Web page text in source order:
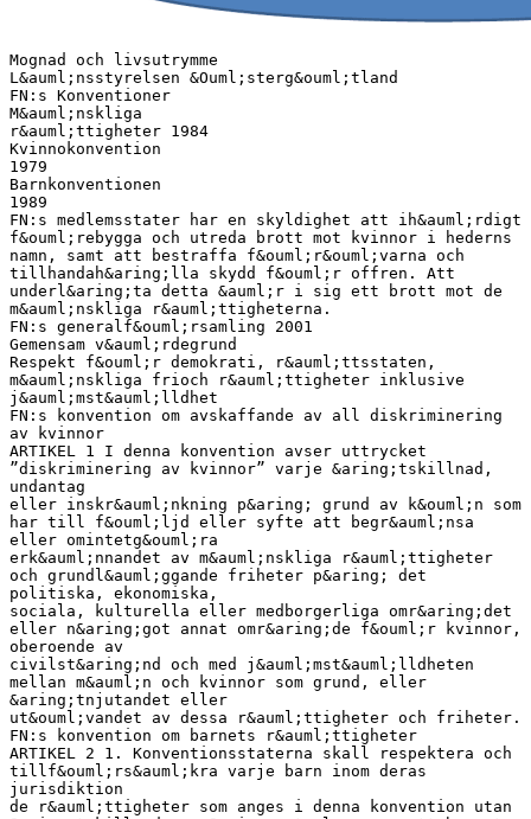
Mognad och livsutrymme
L&auml;nsstyrelsen &Ouml;sterg&ouml;tland
FN:s Konventioner
M&auml;nskliga
r&auml;ttigheter 1984
Kvinnokonvention
1979
Barnkonventionen
1989
FN:s medlemsstater har en skyldighet att ih&auml;rdigt
f&ouml;rebygga och utreda brott mot kvinnor i hederns
namn, samt att bestraffa f&ouml;r&ouml;varna och
tillhandah&aring;lla skydd f&ouml;r offren. Att
underl&aring;ta detta &auml;r i sig ett brott mot de
m&auml;nskliga r&auml;ttigheterna.
FN:s generalf&ouml;rsamling 2001
Gemensam v&auml;rdegrund
Respekt f&ouml;r demokrati, r&auml;ttsstaten,
m&auml;nskliga frioch r&auml;ttigheter inklusive
j&auml;mst&auml;lldhet
FN:s konvention om avskaffande av all diskriminering
av kvinnor
ARTIKEL 1 I denna konvention avser uttrycket
”diskriminering av kvinnor” varje &aring;tskillnad,
undantag
eller inskr&auml;nkning p&aring; grund av k&ouml;n som
har till f&ouml;ljd eller syfte att begr&auml;nsa
eller omintetg&ouml;ra
erk&auml;nnandet av m&auml;nskliga r&auml;ttigheter
och grundl&auml;ggande friheter p&aring; det
politiska, ekonomiska,
sociala, kulturella eller medborgerliga omr&aring;det
eller n&aring;got annat omr&aring;de f&ouml;r kvinnor,
oberoende av
civilst&aring;nd och med j&auml;mst&auml;lldheten
mellan m&auml;n och kvinnor som grund, eller
&aring;tnjutandet eller
ut&ouml;vandet av dessa r&auml;ttigheter och friheter.
FN:s konvention om barnets r&auml;ttigheter
ARTIKEL 2 1. Konventionsstaterna skall respektera och
tillf&ouml;rs&auml;kra varje barn inom deras
jurisdiktion
de r&auml;ttigheter som anges i denna konvention utan